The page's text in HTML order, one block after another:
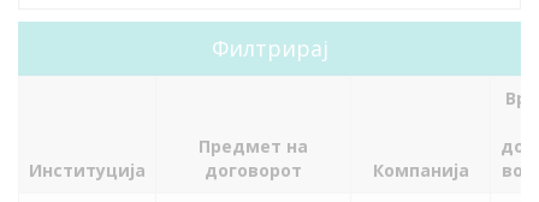
Институција
Предмет на
договорот
Компанија
во